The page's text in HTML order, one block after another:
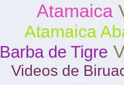
Atamaica
Atamaica
Barba de Tigre
Videos de